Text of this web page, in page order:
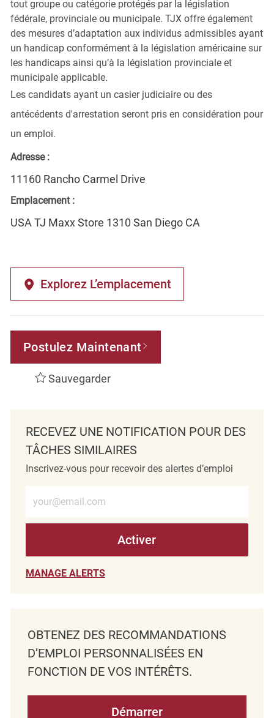
tout groupe ou catégorie protégés par la législation
fédérale, provinciale ou municipale. TJX offre également
des mesures d’adaptation aux individus admissibles ayant
un handicap conformément à la législation américaine sur
les handicaps ainsi qu’à la législation provinciale et
municipale applicable.
Les candidats ayant un casier judiciaire ou des
antécédents d'arrestation seront pris en considération pour
un emploi.
Adresse :
11160 Rancho Carmel Drive
Emplacement :
USA TJ Maxx Store 1310 San Diego CA
Explorez L’emplacement
Postulez Maintenant
Sauvegarder
RECEVEZ UNE NOTIFICATION POUR DES
TÂCHES SIMILAIRES
Inscrivez-vous pour recevoir des alertes d’emploi
Activer
MANAGE ALERTS
OBTENEZ DES RECOMMANDATIONS
D’EMPLOI PERSONNALISÉES EN
FONCTION DE VOS INTÉRÊTS.
Démarrer